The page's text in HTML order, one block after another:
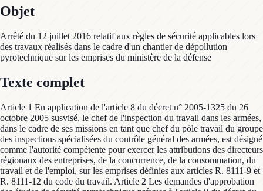
Objet
Arrêté du 12 juillet 2016 relatif aux règles de sécurité applicables lors
des travaux réalisés dans le cadre d'un chantier de dépollution
pyrotechnique sur les emprises du ministère de la défense
Texte complet
Article 1 En application de l'article 8 du décret n° 2005-1325 du 26
octobre 2005 susvisé, le chef de l'inspection du travail dans les armées,
dans le cadre de ses missions en tant que chef du pôle travail du groupe
des inspections spécialisées du contrôle général des armées, est désigné
comme l'autorité compétente pour exercer les attributions des directeurs
régionaux des entreprises, de la concurrence, de la consommation, du
travail et de l'emploi, sur les emprises définies aux articles R. 8111-9 et
R. 8111-12 du code du travail. Article 2 Les demandes d'approbation